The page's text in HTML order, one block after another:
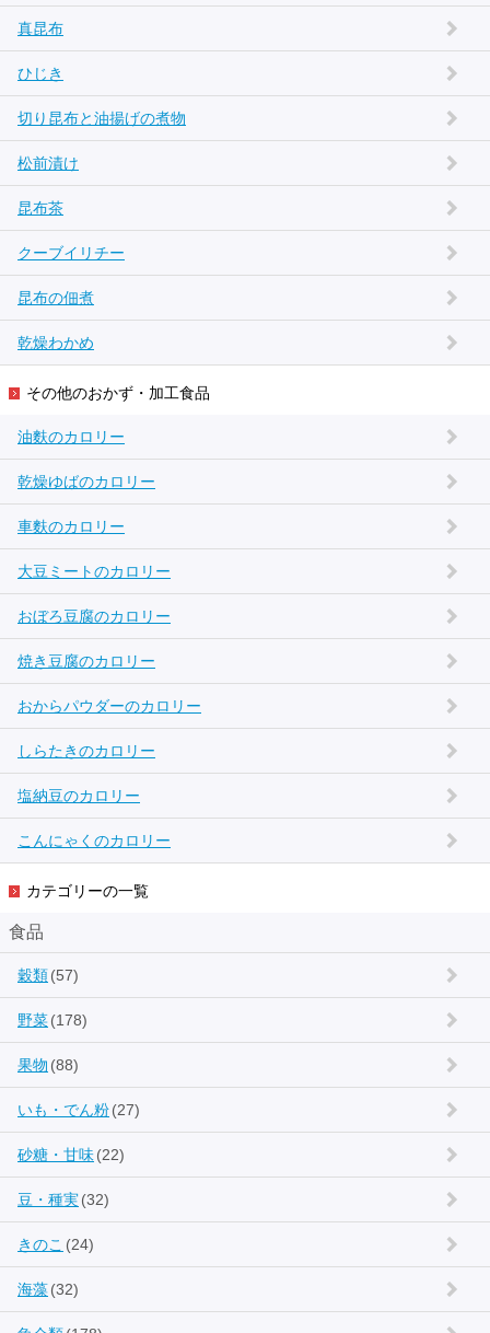
真昆布
ひじき
切り昆布と油揚げの煮物
松前漬け
昆布茶
クーブイリチー
昆布の佃煮
乾燥わかめ
その他のおかず・加工食品
油麩のカロリー
乾燥ゆばのカロリー
車麩のカロリー
大豆ミートのカロリー
おぼろ豆腐のカロリー
焼き豆腐のカロリー
おからパウダーのカロリー
しらたきのカロリー
塩納豆のカロリー
こんにゃくのカロリー
カテゴリーの一覧
食品
穀類(57)
野菜(178)
果物 (88)
いも・でん粉(27)
砂糖・甘味(22)
豆・種実(32)
きのこ (24)
海藻(32)